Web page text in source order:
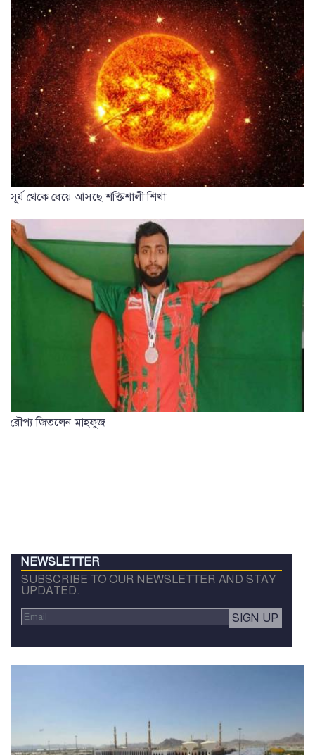
সূর্য থেকে ধেয়ে আসছে শক্তিশালী শিখা
রৌপ্য জিতলেন মাহফুজ
NEWSLETTER
SUBSCRIBE TO OUR NEWSLETTER AND STAY
UPDATED.